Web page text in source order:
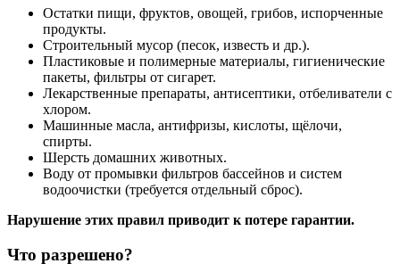
Остатки пищи, фруктов, овощей, грибов, испорченные
продукты.
Строительный мусор (песок, известь и др.).
Пластиковые и полимерные материалы, гигиенические
пакеты, фильтры от сигарет.
Лекарственные препараты, антисептики, отбеливатели с
хлором.
Машинные масла, антифризы, кислоты, щёлочи,
спирты.
Шерсть домашних животных.
Воду от промывки фильтров бассейнов и систем
водоочистки (требуется отдельный сброс).
Нарушение этих правил приводит к потере гарантии.
Что разрешено?